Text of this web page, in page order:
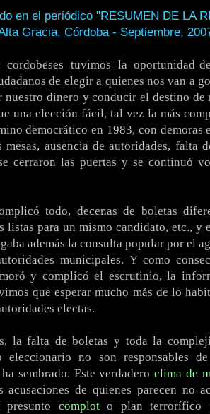
en el periódico "RESUMEN DE LA
Gracia, Córdoba - Septiembre,
.cordobeses tuvimos la.oportunidad
de elegir a quienes nos van a
nuestro dinero y conducir el destino de
una elección fácil, tal vez la más
democrático en 1983, con demoras
ausencia de autoridades, falta
cerraron las puertas y se continuó
todo, decenas de boletas
listas para un mismo candidato, etc., y
además la consulta popular por el
municipales. Y como
y complicó el escrutinio, la
que esperar mucho más de lo
electas.
la falta de boletas y toda la
eleccionario no son responsables
sembrado. Este verdaderoclima de
acusaciones de quienes parecen no
presunto comploto plan terrorífico